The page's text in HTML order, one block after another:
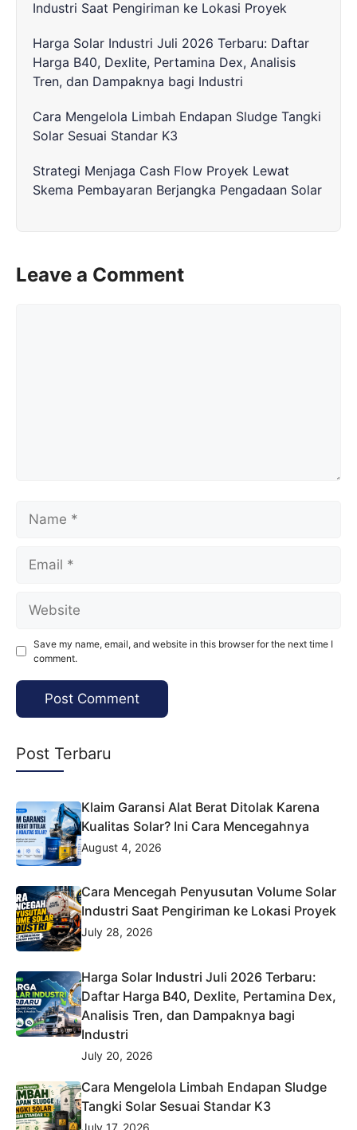
Industri Saat Pengiriman ke Lokasi Proyek
Harga Solar Industri Juli 2026 Terbaru: Daftar
Harga B40, Dexlite, Pertamina Dex, Analisis
Tren, dan Dampaknya bagi Industri
Cara Mengelola Limbah Endapan Sludge Tangki
Solar Sesuai Standar K3
Strategi Menjaga Cash Flow Proyek Lewat
Skema Pembayaran Berjangka Pengadaan Solar
Leave a Comment
Save my name, email, and website in this browser for the next time I
comment.
Post Terbaru
Klaim Garansi Alat Berat Ditolak Karena
Kualitas Solar? Ini Cara Mencegahnya
August 4, 2026
Cara Mencegah Penyusutan Volume Solar
Industri Saat Pengiriman ke Lokasi Proyek
July 28, 2026
Harga Solar Industri Juli 2026 Terbaru:
Daftar Harga B40, Dexlite, Pertamina Dex,
Analisis Tren, dan Dampaknya bagi
Industri
July 20, 2026
Cara Mengelola Limbah Endapan Sludge
Tangki Solar Sesuai Standar K3
July 17, 2026